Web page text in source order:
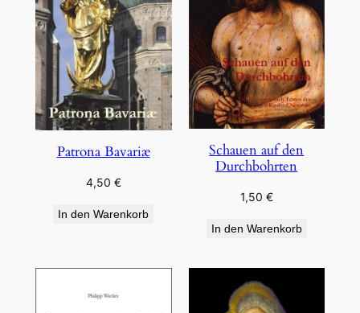
Patrona Bavariæ
4,50 €
In den Warenkorb
Schauen auf den
Durchbohrten
1,50 €
In den Warenkorb